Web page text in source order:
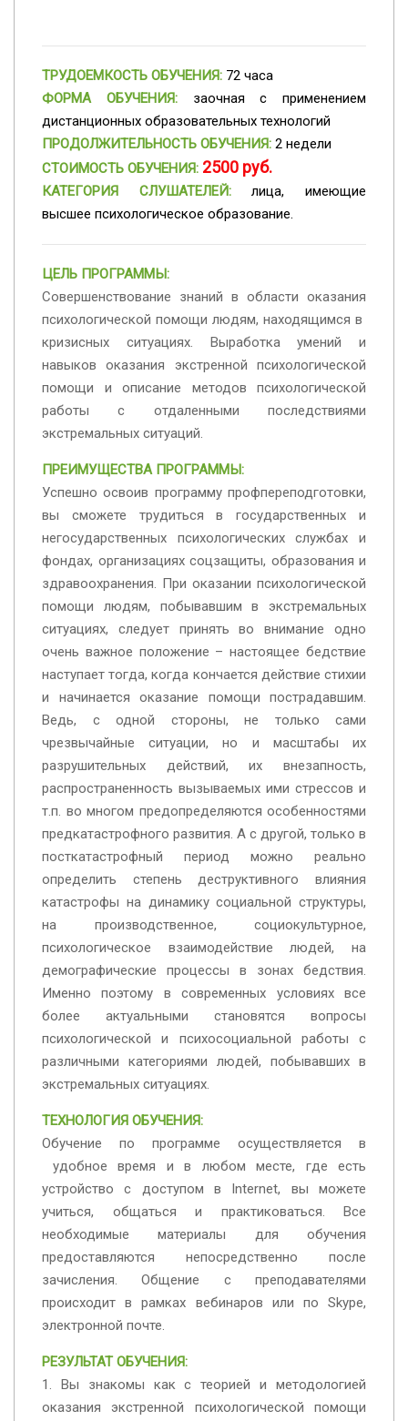
ТРУДОЕМКОСТЬ ОБУЧЕНИЯ: 72 часа
ФОРМА ОБУЧЕНИЯ: заочная с применением
дистанционных образовательных технологий
ПРОДОЛЖИТЕЛЬНОСТЬ ОБУЧЕНИЯ: 2 недели
СТОИМОСТЬ ОБУЧЕНИЯ: 2500 руб.
КАТЕГОРИЯ СЛУШАТЕЛЕЙ:лица, имеющие
высшее психологическое образование.
ЦЕЛЬ ПРОГРАММЫ:
Совершенствование знаний в области оказания
психологической помощи людям, находящимся в
кризисных ситуациях. Выработка умений и
навыков оказания экстренной психологической
помощи и описание методов психологической
работы с отдаленными последствиями
экстремальных ситуаций.
ПРЕИМУЩЕСТВА ПРОГРАММЫ:
Успешно освоив программу профпереподготовки,
вы сможете трудиться в государственных и
негосударственных психологических службах и
фондах, организациях соцзащиты, образования и
здравоохранения. При оказании психологической
помощи людям, побывавшим в экстремальных
ситуациях, следует принять во внимание одно
очень важное положение – настоящее бедствие
наступает тогда, когда кончается действие стихии
и начинается оказание помощи пострадавшим.
Ведь, с одной стороны, не только сами
чрезвычайные ситуации, но и масштабы их
разрушительных действий, их внезапность,
распространенность вызываемых ими стрессов и
т.п. во многом предопределяются особенностями
предкатастрофного развития. А с другой, только в
посткатастрофный период можно реально
определить степень деструктивного влияния
катастрофы на динамику социальной структуры,
на производственное, социокультурное,
психологическое взаимодействие людей, на
демографические процессы в зонах бедствия.
Именно поэтому в современных условиях все
более актуальными становятся вопросы
психологической и психосоциальной работы с
различными категориями людей, побывавших в
экстремальных ситуациях.
ТЕХНОЛОГИЯ ОБУЧЕНИЯ:
Обучение по программе осуществляется в
удобное время и в любом месте, где есть
устройство с доступом в Internet, вы можете
учиться, общаться и практиковаться. Все
необходимые материалы для обучения
предоставляются непосредственно после
зачисления. Общение с преподавателями
происходит в рамках вебинаров или по Skype,
электронной почте.
РЕЗУЛЬТАТ ОБУЧЕНИЯ:
1. Вы знакомы как с теорией и методологией
оказания экстренной психологической помощи